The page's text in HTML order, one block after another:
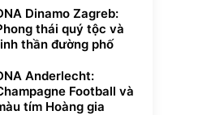
Dinamo Zagreb:
thái quý tộc và
thần đường phố
Anderlecht:
Football và
tím Hoàng gia